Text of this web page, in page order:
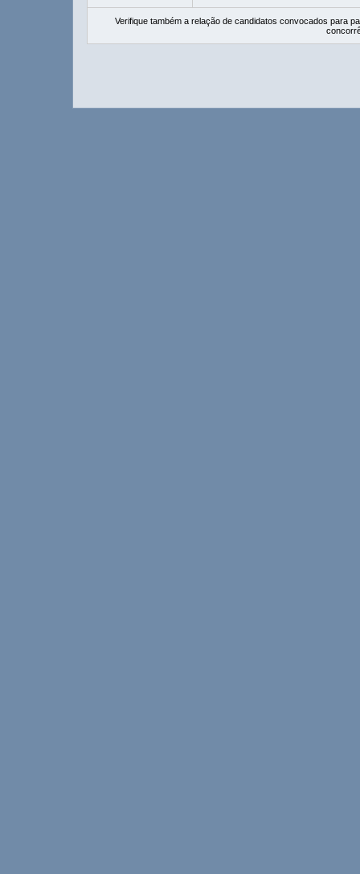
Verifique também a relação de candidatos convocados para